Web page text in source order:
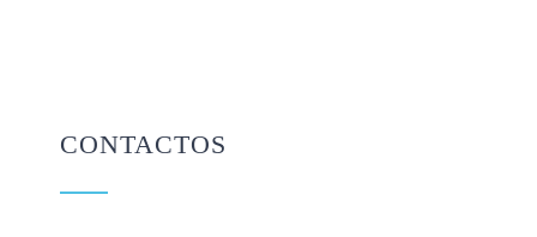
CONTACTOS